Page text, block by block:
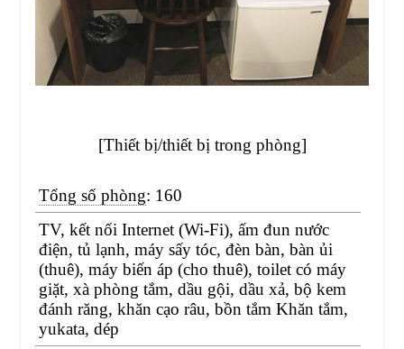
[Thiết bị/thiết bị trong phòng]
Tổng số phòng: 160
TV, kết nối Internet (Wi-Fi), ấm đun nước
điện, tủ lạnh, máy sấy tóc, đèn bàn, bàn ủi
(thuê), máy biến áp (cho thuê), toilet có máy
giặt, xà phòng tắm, dầu gội, dầu xả, bộ kem
đánh răng, khăn cạo râu, bồn tắm Khăn tắm,
yukata, dép